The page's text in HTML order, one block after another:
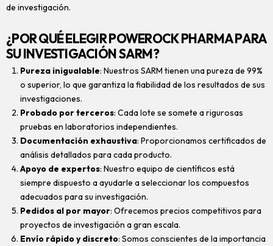
de investigación.
¿POR QUÉ ELEGIR POWEROCK PHARMA PARA
SU INVESTIGACIÓN SARM?
Pureza inigualable: Nuestros SARM tienen una pureza de 99%
o superior, lo que garantiza la fiabilidad de los resultados de sus
investigaciones.
Probado por terceros: Cada lote se somete a rigurosas
pruebas en laboratorios independientes.
Documentación exhaustiva: Proporcionamos certificados de
análisis detallados para cada producto.
Apoyo de expertos: Nuestro equipo de científicos está
siempre dispuesto a ayudarle a seleccionar los compuestos
adecuados para su investigación.
Pedidos al por mayor: Ofrecemos precios competitivos para
proyectos de investigación a gran escala.
Envío rápido y discreto: Somos conscientes de la importancia